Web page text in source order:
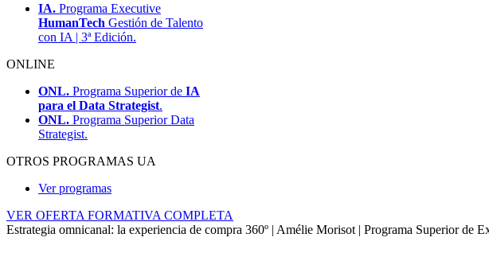
IA. Programa Executive
HumanTech Gestión de Talento
con IA | 3ª Edición.
ONLINE
ONL. Programa Superior de IA
para el Data Strategist.
ONL. Programa Superior Data
Strategist.
OTROS PROGRAMAS UA
Ver programas
VER OFERTA FORMATIVA COMPLETA
Estrategia omnicanal: la experiencia de compra 360º | Amélie Morisot | Programa Superior de